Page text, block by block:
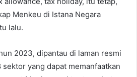
Menkeu di Istana Negara
lalu.
2023, dipantau di laman resmi
sektor yang dapat memanfaatkan